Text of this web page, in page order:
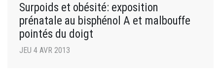
Surpoids et obésité: exposition
prénatale au bisphénol A et malbouffe
pointés du doigt
JEU 4 AVR 2013